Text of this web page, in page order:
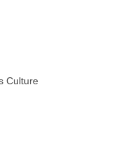
Culture